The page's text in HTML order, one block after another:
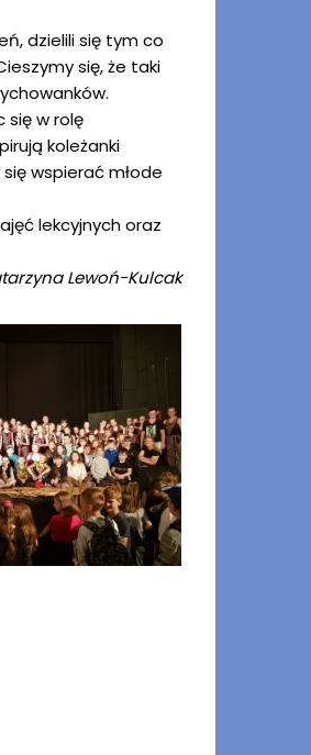
dzielili się tym co
się, że taki
się w rolę
koleżanki
wspierać młode
lekcyjnych oraz
Lewoń-Kulcak